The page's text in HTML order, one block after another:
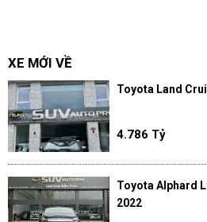
XE MỚI VỀ
Toyota Land
4.786 Tỷ
Toyota Alphard
2022